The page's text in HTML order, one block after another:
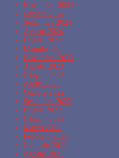
Novembre 2024
Ottobre 2024
Settembre 2024
Agosto 2024
Luglio 2024
Maggio 2024
Novembre 2023
Agosto 2023
Giugno 2023
Aprile 2023
Ottobre 2022
Settembre 2022
Luglio 2022
Giugno 2022
Marzo 2022
Febbraio 2022
Gennaio 2022
Agosto 2021